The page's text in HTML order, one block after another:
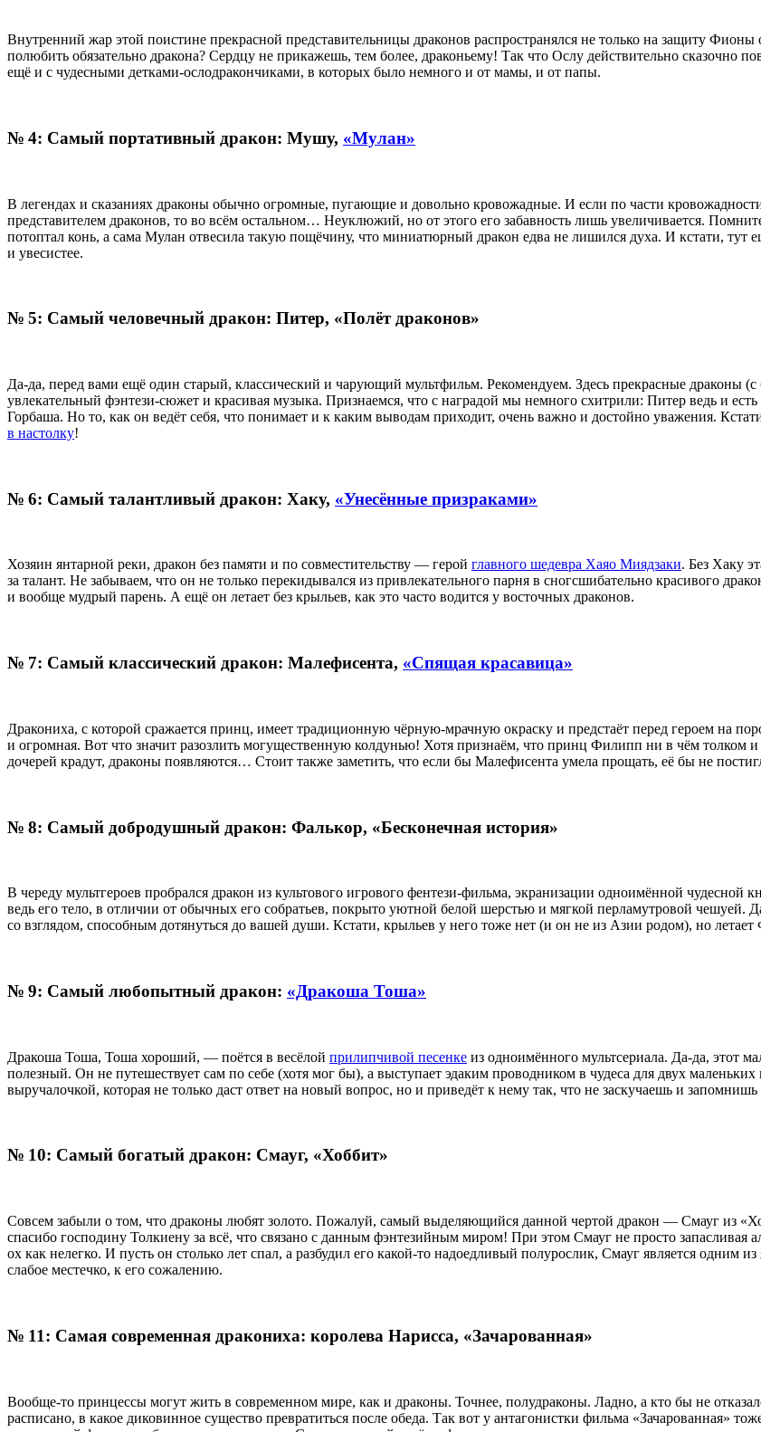
Внутренний жар этой поистине прекрасной представительницы драконов распространялся не только на защиту
полюбить обязательно дракона? Сердцу не прикажешь, тем более, драконьему! Так что Ослу действительно сказочно
ещё и с чудесными детками-ослодракончиками, в которых было немного и от мамы, и от папы.
№ 4: Самый портативный дракон: Мушу, «Мулан»
В легендах и сказаниях драконы обычно огромные, пугающие и довольно кровожадные. И если по части
представителем драконов, то во всём остальном… Неуклюжий, но от этого его забавность лишь увеличивается.
потоптал конь, а сама Мулан отвесила такую пощёчину, что миниатюрный дракон едва не лишился духа. И кстати, тут
и увесистее.
№ 5: Самый человечный дракон: Питер, «Полёт драконов»
Да-да, перед вами ещё один старый, классический и чарующий мультфильм. Рекомендуем. Здесь прекрасные драконы
увлекательный фэнтези-сюжет и красивая музыка. Признаемся, что с наградой мы немного схитрили: Питер ведь и
Горбаша. Но то, как он ведёт себя, что понимает и к каким выводам приходит, очень важно и достойно уважения.
в настолку!
№ 6: Самый талантливый дракон: Хаку, «Унесённые призраками»
Хозяин янтарной реки, дракон без памяти и по совместительству — герой главного шедевра Хаяо Миядзаки. Без Хаку
за талант. Не забываем, что он не только перекидывался из привлекательного парня в сногсшибательно красивого
и вообще мудрый парень. А ещё он летает без крыльев, как это часто водится у восточных драконов.
№ 7: Самый классический дракон: Малефисента, «Спящая красавица»
Дракониха, с которой сражается принц, имеет традиционную чёрную-мрачную окраску и предстаёт перед героем на
и огромная. Вот что значит разозлить могущественную колдунью! Хотя признаём, что принц Филипп ни в чём толком
дочерей крадут, драконы появляются… Стоит также заметить, что если бы Малефисента умела прощать, её бы не
№ 8: Самый добродушный дракон: Фалькор, «Бесконечная история»
В череду мультгероев пробрался дракон из культового игрового фентези-фильма, экранизации одноимённой
ведь его тело, в отличии от обычных его собратьев, покрыто уютной белой шерстью и мягкой перламутровой
со взглядом, способным дотянуться до вашей души. Кстати, крыльев у него тоже нет (и он не из Азии родом), но летает
№ 9: Самый любопытный дракон: «Дракоша Тоша»
Дракоша Тоша, Тоша хороший, — поётся в весёлой прилипчивой песенке из одноимённого мультсериала. Да-да, этот
полезный. Он не путешествует сам по себе (хотя мог бы), а выступает эдаким проводником в чудеса для двух
выручалочкой, которая не только даст ответ на новый вопрос, но и приведёт к нему так, что не заскучаешь и запомнишь
№ 10: Самый богатый дракон: Смауг, «Хоббит»
Совсем забыли о том, что драконы любят золото. Пожалуй, самый выделяющийся данной чертой дракон — Смауг из
спасибо господину Толкиену за всё, что связано с данным фэнтезийным миром! При этом Смауг не просто запасливая
ох как нелегко. И пусть он столько лет спал, а разбудил его какой-то надоедливый полурослик, Смауг является
слабое местечко, к его сожалению.
№ 11: Самая современная дракониха: королева Нарисса, «Зачарованная»
Вообще-то принцессы могут жить в современном мире, как и драконы. Точнее, полудраконы. Ладно, а кто бы не
расписано, в какое диковинное существо превратиться после обеда. Так вот у антагонистки фильма «Зачарованная»